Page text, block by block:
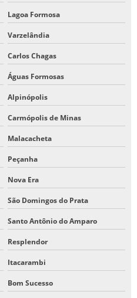
Lagoa Formosa
Varzelândia
Carlos Chagas
Águas Formosas
Alpinópolis
Carmópolis de Minas
Malacacheta
Peçanha
Nova Era
São Domingos do Prata
Santo Antônio do Amparo
Resplendor
Itacarambi
Bom Sucesso